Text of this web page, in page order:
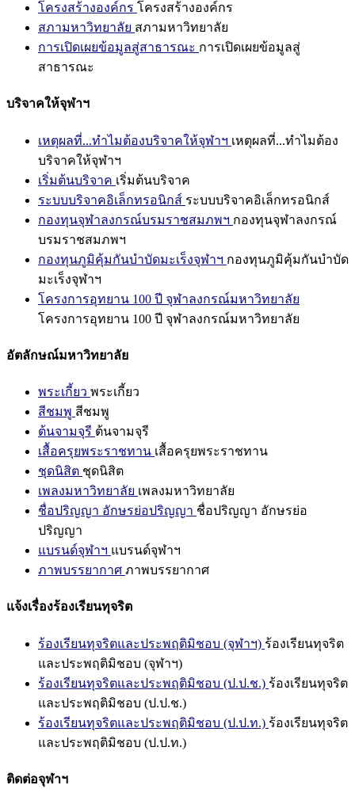
โครงสร้างองค์กร โครงสร้างองค์กร
สภามหาวิทยาลัย สภามหาวิทยาลัย
การเปิดเผยข้อมูลสู่สาธารณะ การเปิดเผยข้อมูลสู่
สาธารณะ
บริจาคให้จุฬาฯ
เหตุผลที่...ทำไมต้องบริจาคให้จุฬาฯ เหตุผลที่...ทำไมต้อง
บริจาคให้จุฬาฯ
เริ่มต้นบริจาค เริ่มต้นบริจาค
ระบบบริจาคอิเล็กทรอนิกส์ ระบบบริจาคอิเล็กทรอนิกส์
กองทุนจุฬาลงกรณ์บรมราชสมภพฯ กองทุนจุฬาลงกรณ์
บรมราชสมภพฯ
กองทุนภูมิคุ้มกันบำบัดมะเร็งจุฬาฯ กองทุนภูมิคุ้มกันบำบัด
มะเร็งจุฬาฯ
โครงการอุทยาน 100 ปี จุฬาลงกรณ์มหาวิทยาลัย
โครงการอุทยาน 100 ปี จุฬาลงกรณ์มหาวิทยาลัย
อัตลักษณ์มหาวิทยาลัย
พระเกี้ยว พระเกี้ยว
สีชมพู สีชมพู
ต้นจามจุรี ต้นจามจุรี
เสื้อครุยพระราชทาน เสื้อครุยพระราชทาน
ชุดนิสิต ชุดนิสิต
เพลงมหาวิทยาลัย เพลงมหาวิทยาลัย
ชื่อปริญญา อักษรย่อปริญญา ชื่อปริญญา อักษรย่อ
ปริญญา
แบรนด์จุฬาฯ แบรนด์จุฬาฯ
ภาพบรรยากาศ ภาพบรรยากาศ
แจ้งเรื่องร้องเรียนทุจริต
ร้องเรียนทุจริตและประพฤติมิชอบ (จุฬาฯ) ร้องเรียนทุจริต
และประพฤติมิชอบ (จุฬาฯ)
ร้องเรียนทุจริตและประพฤติมิชอบ (ป.ป.ช.) ร้องเรียนทุจริต
และประพฤติมิชอบ (ป.ป.ช.)
ร้องเรียนทุจริตและประพฤติมิชอบ (ป.ป.ท.) ร้องเรียนทุจริต
และประพฤติมิชอบ (ป.ป.ท.)
ติดต่อจุฬาฯ